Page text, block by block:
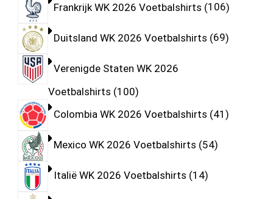
Frankrijk WK 2026 Voetbalshirts 106
Duitsland WK 2026 Voetbalshirts 69
Verenigde Staten WK 2026
Voetbalshirts 100
Colombia WK 2026 Voetbalshirts 41
Mexico WK 2026 Voetbalshirts 54
Italië WK 2026 Voetbalshirts 14